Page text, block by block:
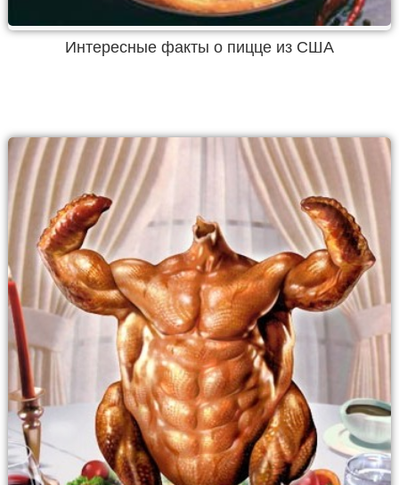
Интересные факты о пицце из США